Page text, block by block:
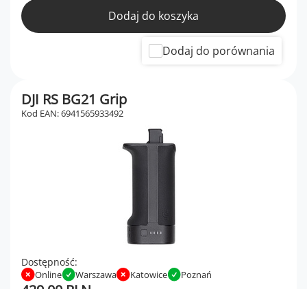
Dodaj do koszyka
Dodaj do porównania
DJI RS BG21 Grip
Kod EAN: 6941565933492
Dostępność:
Online Warszawa Katowice Poznań